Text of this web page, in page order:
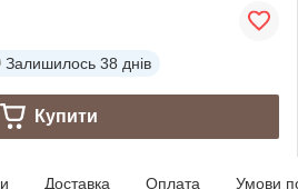
Залишилось 38 днів
Купити
Доставка Оплата Умови